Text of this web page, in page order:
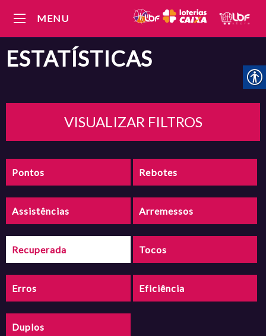
MENU
ESTATÍSTICAS
VISUALIZAR FILTROS
Pontos Rebotes
Assistências Arremessos
Recuperada Tocos
Erros Eficiência
Duplos